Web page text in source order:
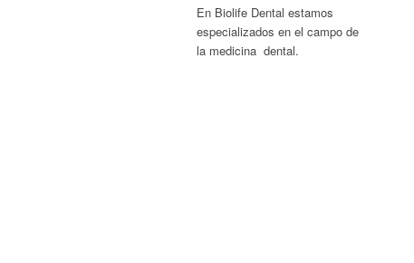
En Biolife Dental estamos
especializados en el campo de
la medicina dental.